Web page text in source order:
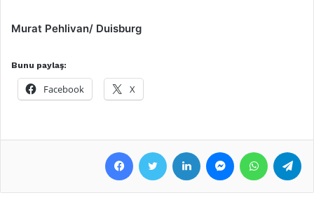
Murat Pehlivan/ Duisburg
Bunu paylaş:
Facebook X